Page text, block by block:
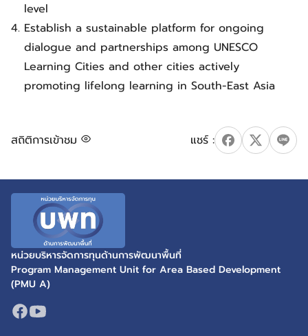
level
Establish a sustainable platform for ongoing
dialogue and partnerships among UNESCO
Learning Cities and other cities actively
promoting lifelong learning in South-East Asia
สถิติการเข้าชม
หน่วยบริหารจัดการทุนด้านการพัฒนาพื้นที่
Program Management Unit for Area Based Development
(PMU A)